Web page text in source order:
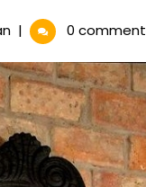
Miroir
Baroque
Noir
:
Élégance
Intemporelle
pour
Votre
| 0